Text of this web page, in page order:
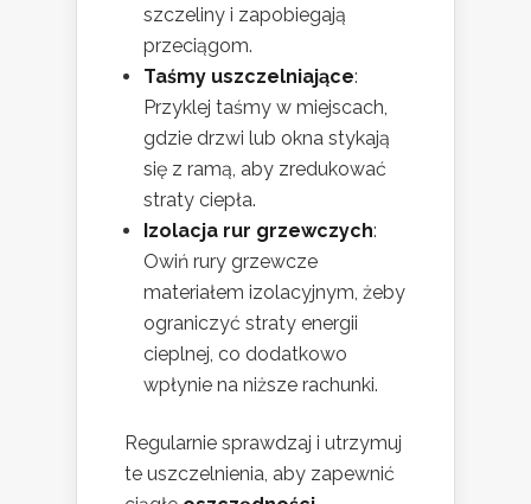
szczeliny i zapobiegają
przeciągom.
Taśmy uszczelniające:
Przyklej taśmy w miejscach,
gdzie drzwi lub okna stykają
się z ramą, aby zredukować
straty ciepła.
Izolacja rur grzewczych:
Owiń rury grzewcze
materiałem izolacyjnym, żeby
ograniczyć straty energii
cieplnej, co dodatkowo
wpłynie na niższe rachunki.
Regularnie sprawdzaj i utrzymuj
te uszczelnienia, aby zapewnić